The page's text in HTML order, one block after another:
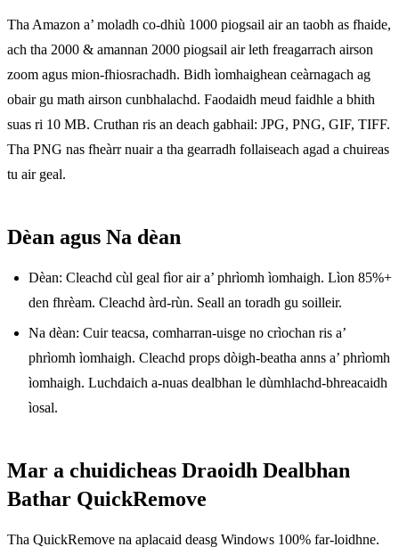
Tha Amazon a’ moladh co-dhiù 1000 piogsail air an taobh as fhaide,
ach tha 2000 & amannan 2000 piogsail air leth freagarrach airson
zoom agus mion-fhiosrachadh. Bidh ìomhaighean ceàrnagach ag
obair gu math airson cunbhalachd. Faodaidh meud faidhle a bhith
suas ri 10 MB. Cruthan ris an deach gabhail: JPG, PNG, GIF, TIFF.
Tha PNG nas fheàrr nuair a tha gearradh follaiseach agad a chuireas
tu air geal.
Dèan agus Na dèan
Dèan: Cleachd cùl geal fìor air a’ phrìomh ìomhaigh. Lìon 85%+
den fhrèam. Cleachd àrd-rùn. Seall an toradh gu soilleir.
Na dèan: Cuir teacsa, comharran-uisge no crìochan ris a’
phrìomh ìomhaigh. Cleachd props dòigh-beatha anns a’ phrìomh
ìomhaigh. Luchdaich a-nuas dealbhan le dùmhlachd-bhreacaidh
ìosal.
Mar a chuidicheas Draoidh Dealbhan
Bathar QuickRemove
Tha QuickRemove na aplacaid deasg Windows 100% far-loidhne.